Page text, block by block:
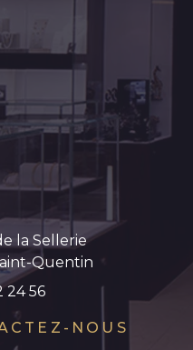
la Sellerie
Quentin
24 56
NOUS